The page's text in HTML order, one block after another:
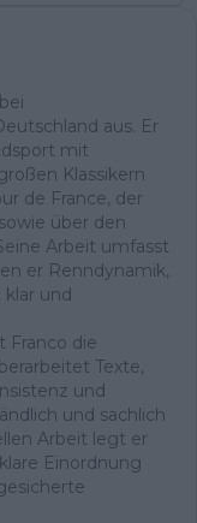
aus. Er
mit
Klassikern
de France, der
über den
Arbeit umfasst
er Renndynamik,
und
Franco die
Texte,
und
und sachlich
Arbeit legt er
Einordnung